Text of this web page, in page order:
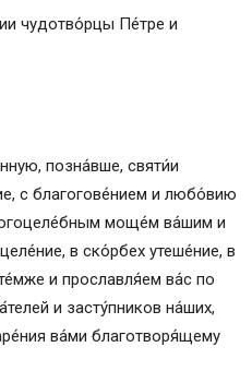
чудотво́рцы Пе́тре и
позна́вше, святи́и
с благогове́нием и любо́вию
моще́м ва́шим и
в ско́рбех утеше́ние, в
и прославля́ем ва́с по
и засту́пников на́ших,
ва́ми благотворя́щему